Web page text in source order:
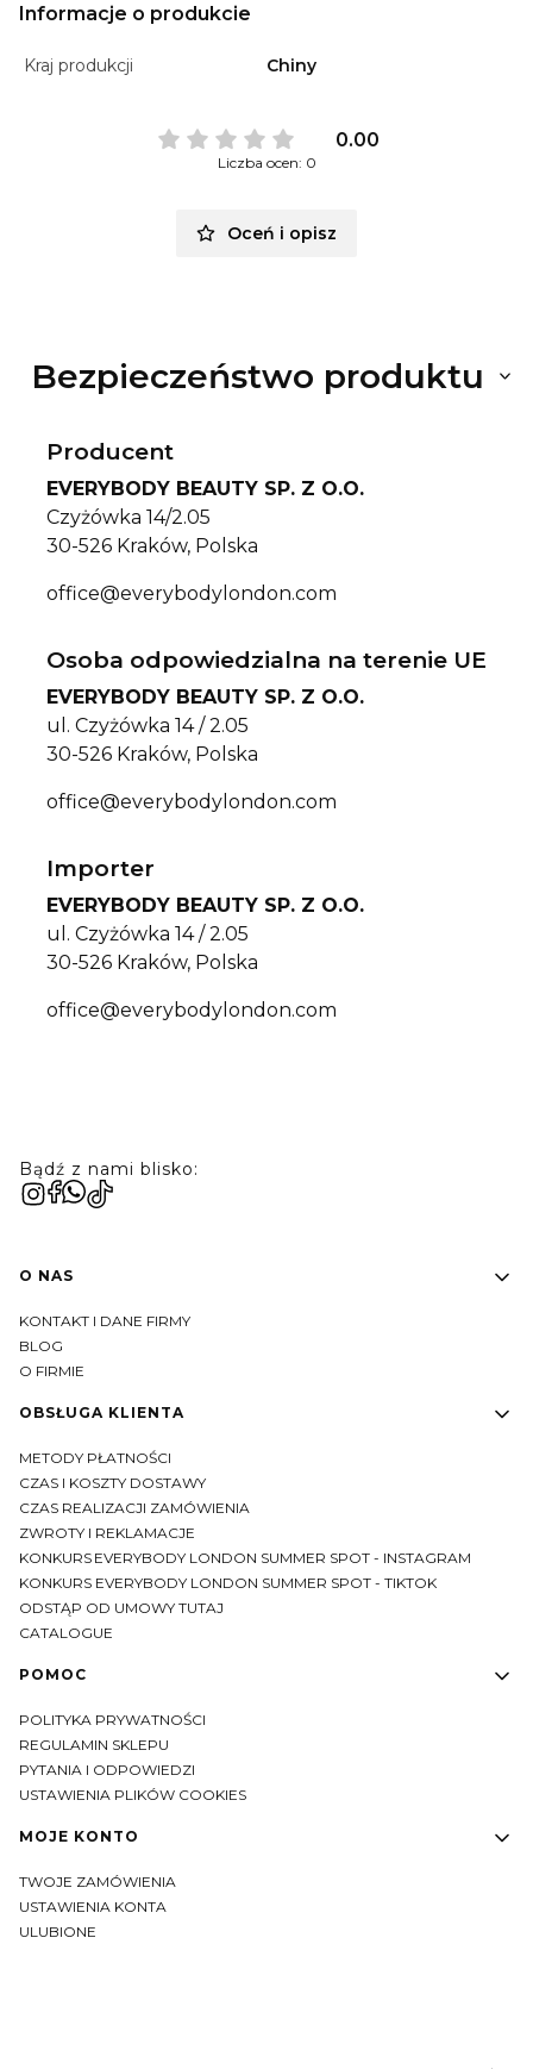
Informacje o produkcie
Kraj produkcji Chiny
0.00
Liczba ocen: 0
Oceń i opisz
Bezpieczeństwo produktu
Producent
EVERYBODY BEAUTY SP. Z O.O.
Czyżówka 14/2.05
30-526 Kraków, Polska
office@everybodylondon.com
Osoba odpowiedzialna na terenie UE
EVERYBODY BEAUTY SP. Z O.O.
ul. Czyżówka 14 / 2.05
30-526 Kraków, Polska
office@everybodylondon.com
Importer
EVERYBODY BEAUTY SP. Z O.O.
ul. Czyżówka 14 / 2.05
30-526 Kraków, Polska
office@everybodylondon.com
Bądź z nami blisko:
Linki w stopce
O NAS
KONTAKT I DANE FIRMY
BLOG
O FIRMIE
OBSŁUGA KLIENTA
METODY PŁATNOŚCI
CZAS I KOSZTY DOSTAWY
CZAS REALIZACJI ZAMÓWIENIA
ZWROTY I REKLAMACJE
KONKURS EVERYBODY LONDON SUMMER SPOT - INSTAGRAM
KONKURS EVERYBODY LONDON SUMMER SPOT - TIKTOK
ODSTĄP OD UMOWY TUTAJ
CATALOGUE
POMOC
POLITYKA PRYWATNOŚCI
REGULAMIN SKLEPU
PYTANIA I ODPOWIEDZI
USTAWIENIA PLIKÓW COOKIES
MOJE KONTO
TWOJE ZAMÓWIENIA
USTAWIENIA KONTA
ULUBIONE